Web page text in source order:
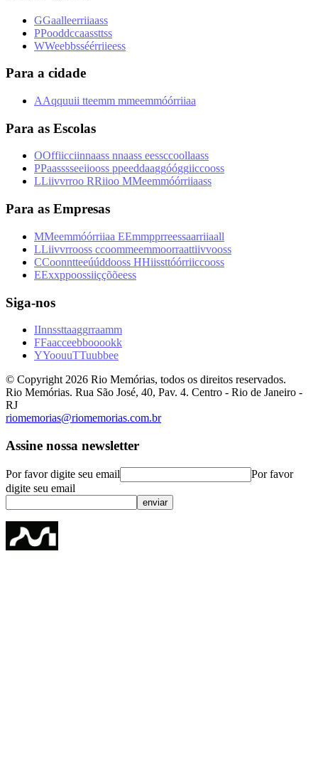
GGaalleerriiaass
PPooddccaassttss
WWeebbsséérriieess
Para a cidade
AAqquuii tteemm mmeemmóórriiaa
Para as Escolas
OOffiicciinnaass nnaass eessccoollaass
PPaasssseeiiooss ppeeddaaggóóggiiccooss
LLiivvrroo RRiioo MMeemmóórriiaass
Para as Empresas
MMeemmóórriiaa EEmmpprreessaarriiaall
LLiivvrrooss ccoommeemmoorraattiivvooss
CCoonntteeúúddooss HHiissttóórriiccooss
EExxppoossiiççõõeess
Siga-nos
IInnssttaaggrraamm
FFaacceebbooookk
YYoouuTTuubbee
© Copyright 2026 Rio Memórias, todos os direitos reservados.
Rio Memórias. Rua São José, 40, Pav. 4. Centro - Rio de Janeiro -
RJ
riomemorias@riomemorias.com.br
Assine nossa newsletter
Por favor digite seu email
Por favor
digite seu email
enviar